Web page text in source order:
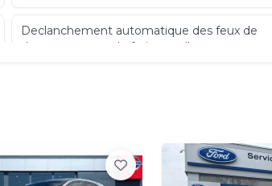
Declanchement automatique des feux de
detresse en cas de freinage d'urgence
FordPass Connect